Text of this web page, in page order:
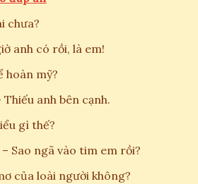
chưa?
anh có rồi, là em!
hoàn mỹ?
anh bên cạnh.
gì thế?
Sao ngã vào tim em rồi?
của loài người không?